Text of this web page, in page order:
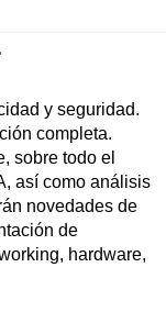
y seguridad.
completa.
sobre todo el
así como análisis
novedades de
de
hardware,